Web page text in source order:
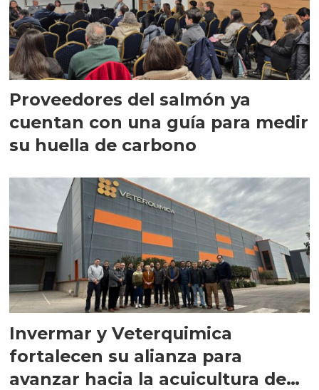
Proveedores del salmón ya
cuentan con una guía para medir
su huella de carbono
Invermar y Veterquimica
fortalecen su alianza para
avanzar hacia la acuicultura de